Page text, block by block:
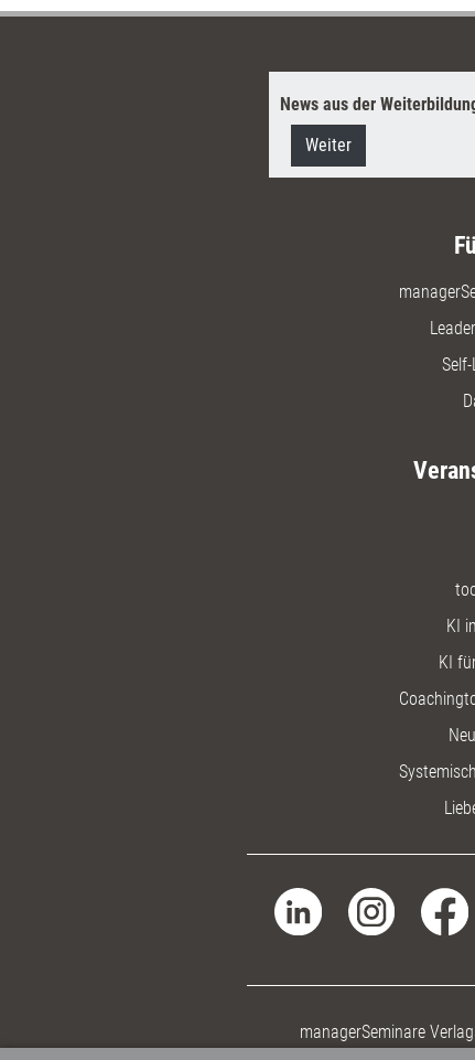
App
News aus der
Weiter
KI
KI
managerSeminare